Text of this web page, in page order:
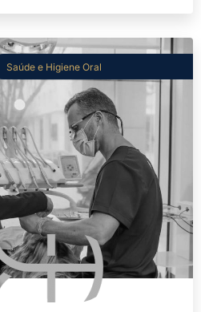
Saúde e Higiene Oral